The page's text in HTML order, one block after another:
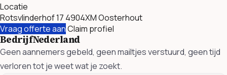
Locatie
Rotsvlinderhof 17 4904XM Oosterhout
Vraag offerte aanClaim profiel
BedrijfNederland
Geen aannemers gebeld, geen mailtjes verstuurd, geen tijd
verloren tot je weet wat je zoekt.